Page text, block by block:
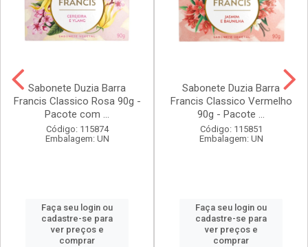
Sabonete Duzia Barra
Francis Classico Rosa 90g -
Pacote com ...
Código: 115874
Embalagem: UN
Faça seu login ou
cadastre-se para
ver preços e
comprar
Sabonete Duzia Barra
Francis Classico Vermelho
90g - Pacote ...
Código: 115851
Embalagem: UN
Faça seu login ou
cadastre-se para
ver preços e
comprar